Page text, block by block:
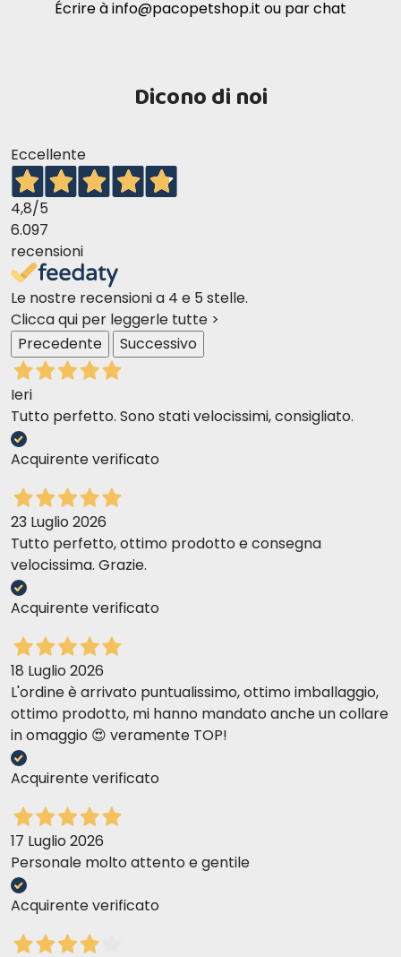
Écrire àinfo@pacopetshop.it ou par chat
Dicono di noi
Eccellente
4,8/5
6.097
recensioni
Le nostre recensioni a 4 e 5 stelle.
Clicca qui per leggerle tutte >
Precedente
Successivo
Ieri
Tutto perfetto. Sono stati velocissimi, consigliato.
Acquirente verificato
23 Luglio 2026
Tutto perfetto, ottimo prodotto e consegna
velocissima. Grazie.
Acquirente verificato
18 Luglio 2026
L'ordine è arrivato puntualissimo, ottimo imballaggio,
ottimo prodotto, mi hanno mandato anche un collare
in omaggio 😍 veramente TOP!
Acquirente verificato
17 Luglio 2026
Personale molto attento e gentile
Acquirente verificato